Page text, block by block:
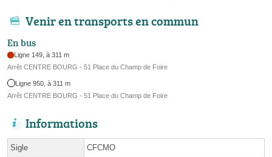
Venir en transports en commun
En bus
Ligne 149, à 311 m
Arrêt CENTRE BOURG - 51 Place du Champ de Foire
Ligne 950, à 311 m
Arrêt CENTRE BOURG - 51 Place du Champ de Foire
Informations
Sigle CFCMO